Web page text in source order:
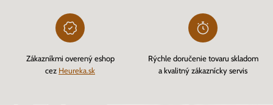
Zákazníkmi overený eshop
cez Heureka.sk
Rýchle doručenie tovaru skladom
a kvalitný zákaznícky servis